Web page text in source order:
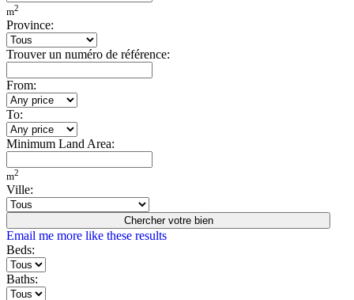
m2
Province:
Trouver un numéro de référence:
From:
To:
Minimum Land Area:
m2
Ville:
Chercher votre bien
Email me more like these results
Beds:
Baths: